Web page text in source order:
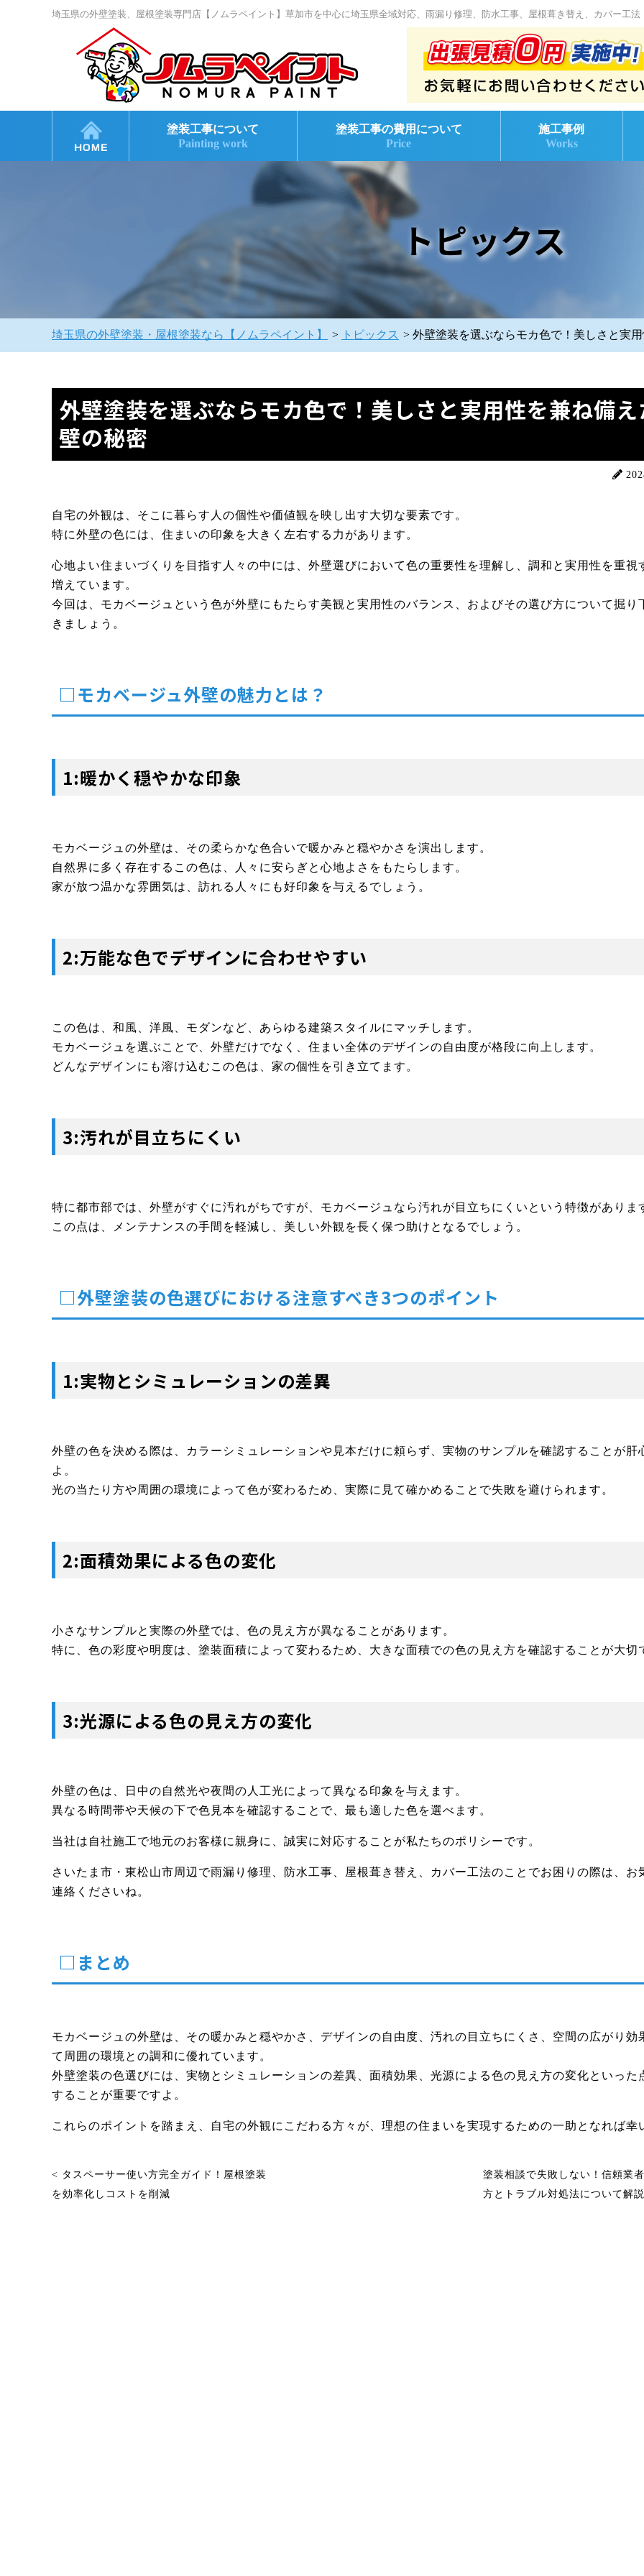
埼玉県の外壁塗装、屋根塗装専門店【ノムラペイント】草加市を中心に埼玉県全域対応、雨漏り修理、防水工事、屋根葺き替え、カバー工法
塗装工事について
Painting work
塗装工事の費用について
Price
施工事例
Works
トピックス
埼玉県の外壁塗装・屋根塗装なら【ノムラペイント】 > トピックス > 外壁塗装を選ぶならモカ色で！美しさと実
外壁塗装を選ぶならモカ色で！美しさと実用性を兼ね備
壁の秘密
自宅の外観は、そこに暮らす人の個性や価値観を映し出す大切な要素です。
特に外壁の色には、住まいの印象を大きく左右する力があります。
心地よい住まいづくりを目指す人々の中には、外壁選びにおいて色の重要性を理解し、調和と実用性を重視
増えています。
今回は、モカベージュという色が外壁にもたらす美観と実用性のバランス、およびその選び方について掘り
きましょう。
□モカベージュ外壁の魅力とは？
1:暖かく穏やかな印象
モカベージュの外壁は、その柔らかな色合いで暖かみと穏やかさを演出します。
自然界に多く存在するこの色は、人々に安らぎと心地よさをもたらします。
家が放つ温かな雰囲気は、訪れる人々にも好印象を与えるでしょう。
2:万能な色でデザインに合わせやすい
この色は、和風、洋風、モダンなど、あらゆる建築スタイルにマッチします。
モカベージュを選ぶことで、外壁だけでなく、住まい全体のデザインの自由度が格段に向上します。
どんなデザインにも溶け込むこの色は、家の個性を引き立てます。
3:汚れが目立ちにくい
特に都市部では、外壁がすぐに汚れがちですが、モカベージュなら汚れが目立ちにくいという特徴がありま
この点は、メンテナンスの手間を軽減し、美しい外観を長く保つ助けとなるでしょう。
□外壁塗装の色選びにおける注意すべき3つのポイント
1:実物とシミュレーションの差異
外壁の色を決める際は、カラーシミュレーションや見本だけに頼らず、実物のサンプルを確認することが肝
よ。
光の当たり方や周囲の環境によって色が変わるため、実際に見て確かめることで失敗を避けられます。
2:面積効果による色の変化
小さなサンプルと実際の外壁では、色の見え方が異なることがあります。
特に、色の彩度や明度は、塗装面積によって変わるため、大きな面積での色の見え方を確認することが大切
3:光源による色の見え方の変化
外壁の色は、日中の自然光や夜間の人工光によって異なる印象を与えます。
異なる時間帯や天候の下で色見本を確認することで、最も適した色を選べます。
当社は自社施工で地元のお客様に親身に、誠実に対応することが私たちのポリシーです。
さいたま市・東松山市周辺で雨漏り修理、防水工事、屋根葺き替え、カバー工法のことでお困りの際は、お
連絡くださいね。
□まとめ
モカベージュの外壁は、その暖かみと穏やかさ、デザインの自由度、汚れの目立ちにくさ、空間の広がり効
て周囲の環境との調和に優れています。
外壁塗装の色選びには、実物とシミュレーションの差異、面積効果、光源による色の見え方の変化といった
することが重要ですよ。
これらのポイントを踏まえ、自宅の外観にこだわる方々が、理想の住まいを実現するための一助となれば幸
< タスペーサー使い方完全ガイド！屋根塗装
を効率化しコストを削減
塗装相談で失敗しない！信頼業
方とトラブル対処法について解